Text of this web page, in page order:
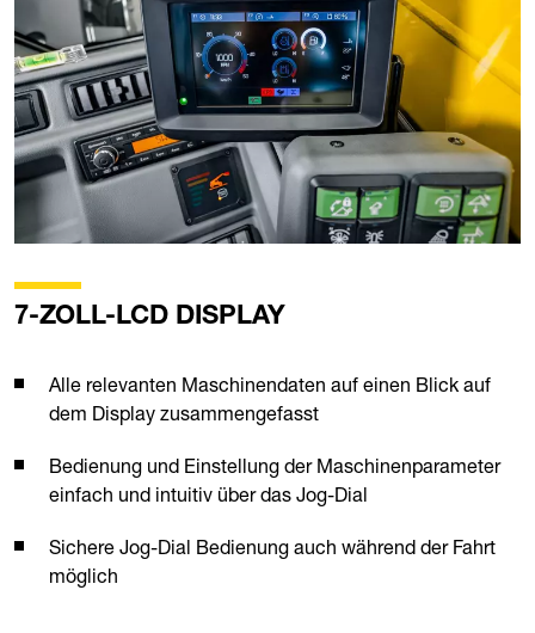
7-ZOLL-LCD DISPLAY
Alle relevanten Maschinendaten auf einen Blick auf
dem Display zusammengefasst
Bedienung und Einstellung der Maschinenparameter
einfach und intuitiv über das Jog-Dial
Sichere Jog-Dial Bedienung auch während der Fahrt
möglich